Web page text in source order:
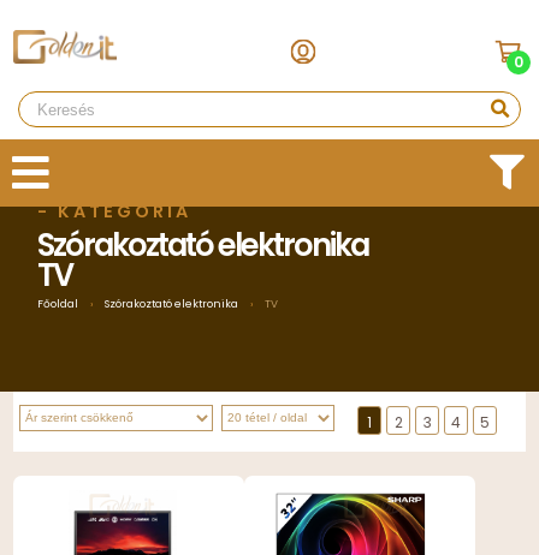
0
- KATEGÓRIA
Szórakoztató elektronika
TV
Főoldal › Szórakoztató elektronika › TV
1 2 3 4 5